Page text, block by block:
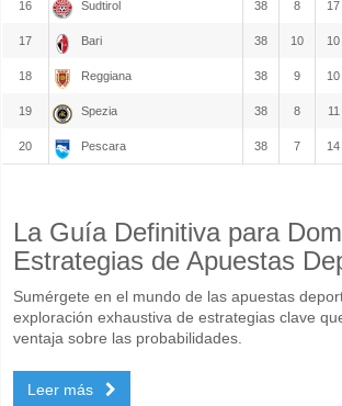
16 Sudtirol 38 8 17
17 Bari 38 10 10
18 Reggiana 38 9 10
19 Spezia 38 8 11
20 Pescara 38 7 14
La Guía Definitiva para
Estrategias de Apuestas
Sumérgete en el mundo de las apuestas
exploración exhaustiva de estrategias clave
ventaja sobre las probabilidades.
Leer más